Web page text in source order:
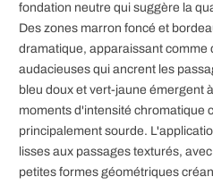
fondation neutre qui suggère la
Des zones marron foncé et
dramatique, apparaissant comme
audacieuses qui ancrent les
bleu doux et vert-jaune émergent
moments d'intensité chromatique
principalement sourde.
lisses aux passages texturés,
petites formes géométriques